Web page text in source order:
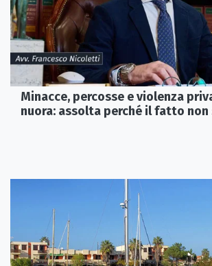
Minacce, percosse e violenza
nuora: assolta perché il fatto